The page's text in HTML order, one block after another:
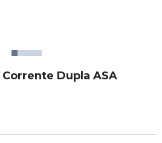
Dupla ASA